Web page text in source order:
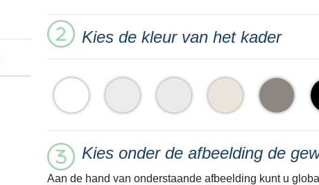
Kies de kleur van het kader
Kies onder de afbeelding de
Aan de hand van onderstaande afbeelding kunt u